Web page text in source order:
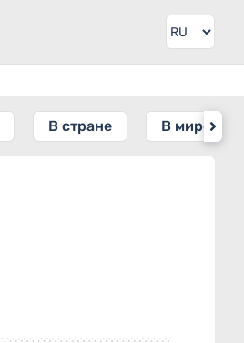
В стране В мире